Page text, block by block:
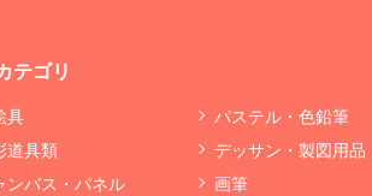
テゴリ
具
道具類
ンバス・パネル
パステル・色鉛筆
デッサン・製図用品
画筆